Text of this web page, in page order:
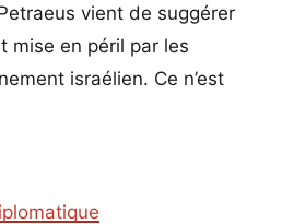
vient de suggérer
mise en péril par les
israélien. Ce n’est